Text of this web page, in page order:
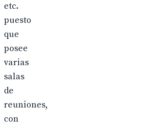
etc.
puesto
que
posee
varias
salas
de
reuniones,
con